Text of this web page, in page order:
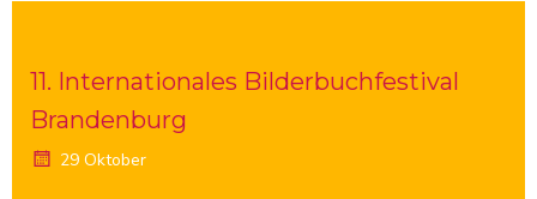
11. Internationales Bilderbuchfestival
Brandenburg
29 Oktober